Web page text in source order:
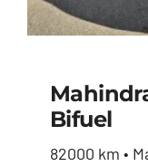
Bifuel
82000 km •